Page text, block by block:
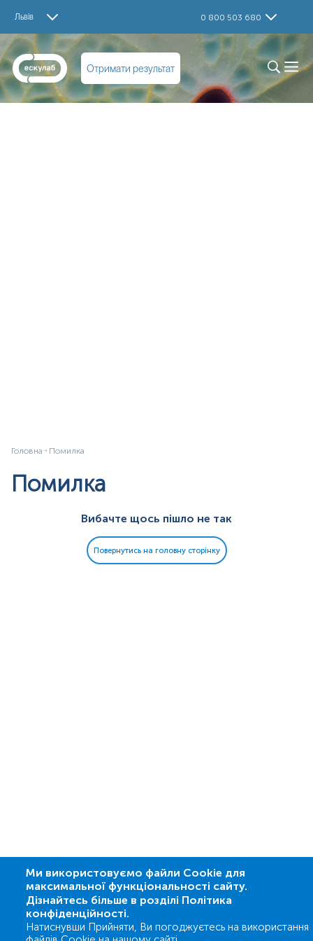
Львів 0 800 503 680
Отримати результат
Головна Помилка
Помилка
Вибачте щось пішло не так
Повернутись на головну сторінку
Ми використовуємо файли Cookie для
максимальної функціональності сайту.
Дізнайтесь більше в розділі Політика
конфіденційності.
Натиснувши Прийняти, Ви погоджуєтесь на використання